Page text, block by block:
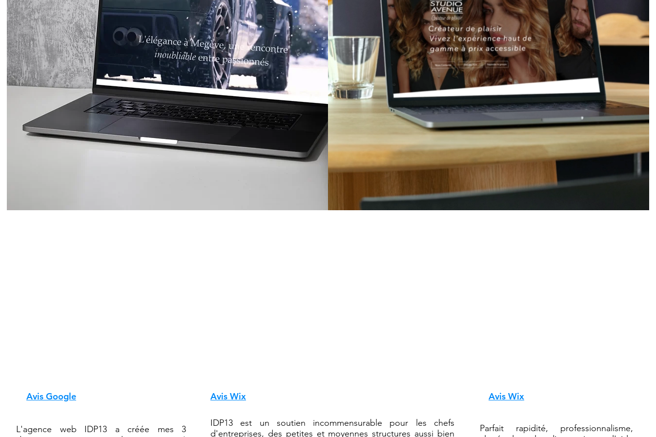
Avis Google
L'agence web IDP13 a créée mes 3
Avis Wix
IDP13 est un soutien incommensurable pour les chefs
d'entreprises, des petites et moyennes structures aussi bien
Avis Wix
Parfait rapidité, professionnalisme,